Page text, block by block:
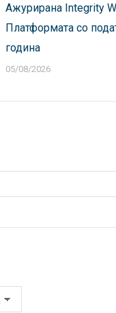
Ажурирана Integrity
Платформата со
година
05/08/2026